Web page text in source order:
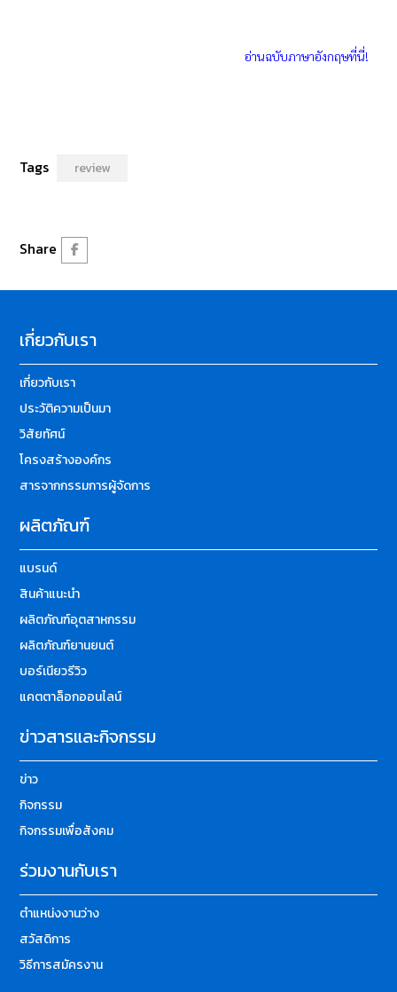
อ่านฉบับภาษาอังกฤษที่นี่!
Tags review
Share
เกี่ยวกับเรา
เกี่ยวกับเรา
ประวัติความเป็นมา
วิสัยทัศน์
โครงสร้างองค์กร
สารจากกรรมการผู้จัดการ
ผลิตภัณฑ์
แบรนด์
สินค้าแนะนำ
ผลิตภัณฑ์อุตสาหกรรม
ผลิตภัณฑ์ยานยนต์
บอร์เนียวรีวิว
แคตตาล็อกออนไลน์
ข่าวสารและกิจกรรม
ข่าว
กิจกรรม
กิจกรรมเพื่อสังคม
ร่วมงานกับเรา
ตำแหน่งงานว่าง
สวัสดิการ
วิธีการสมัครงาน